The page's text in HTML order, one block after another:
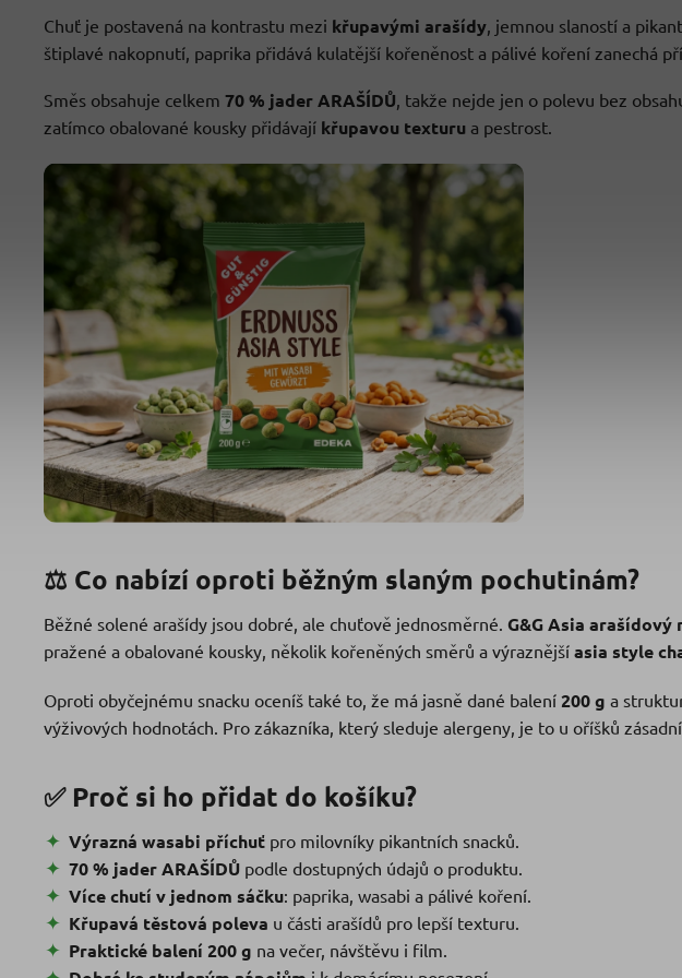
Chuť je postavená na kontrastu mezi křupavými arašídy, jemnou slaností a
štiplavé nakopnutí, paprika přidává kulatější kořeněnost a pálivé koření zanechá
Směs obsahuje celkem 70 % jader ARAŠÍDŮ, takže nejde jen o polevu bez
zatímco obalované kousky přidávají křupavou texturu a pestrost.
⚖️ Co nabízí oproti běžným slaným pochutinám?
Běžné solené arašídy jsou dobré, ale chuťově jednosměrné. G&G Asia arašídový
pražené a obalované kousky, několik kořeněných směrů a výraznější asia style
Oproti obyčejnému snacku oceníš také to, že má jasně dané balení 200 g a
výživových hodnotách. Pro zákazníka, který sleduje alergeny, je to u oříšků zásadní.
✅ Proč si ho přidat do košíku?
Výrazná wasabi příchuťpro milovníky pikantních snacků.
70 % jader ARAŠÍDŮpodle dostupných údajů o produktu.
Více chutí v jednom sáčku: paprika, wasabi a pálivé koření.
Křupavá těstová poleva u části arašídů pro lepší texturu.
Praktické balení 200 g na večer, návštěvu i film.